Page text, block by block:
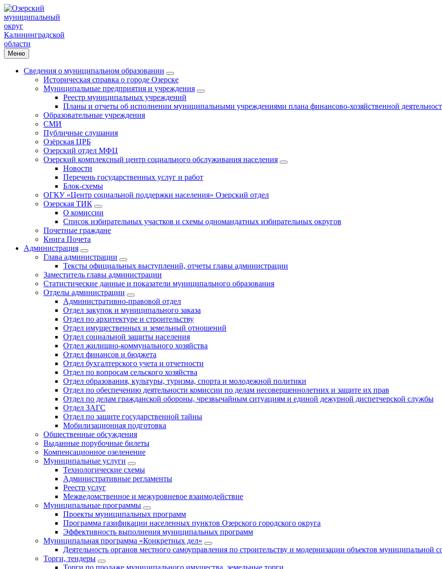
Меню
Сведения о муниципальном образовании
Историческая справка о городе Озерске
Муниципальные предприятия и учреждения
Реестр муниципальных учреждений
Планы и отчеты об исполнении муниципальными учреждениями плана финансово-хозяйственной
Образовательные учреждения
СМИ
Публичные слушания
Озёрская ЦРБ
Озерский отдел МФЦ
Озерский комплексный центр социального обслуживания населения
Новости
Перечень государственных услуг и работ
Блок-схемы
ОГКУ «Центр социальной поддержки населения» Озерский отдел
Озерская ТИК
О комиссии
Список избирательных участков и схемы одномандатных избирательных округов
Почетные граждане
Книга Почета
Администрация
Глава администрации
Тексты официальных выступлений, отчеты главы администрации
Заместитель главы администрации
Статистические данные и показатели муниципального образования
Отделы администрации
Административно-правовой отдел
Отдел закупок и муниципального заказа
Отдел по архитектуре и строительству
Отдел имущественных и земельный отношений
Отдел социальной защиты населения
Отдел жилищно-коммунального хозяйства
Отдел финансов и бюджета
Отдел бухгалтерского учета и отчетности
Отдел по вопросам сельского хозяйства
Отдел образования, культуры, туризма, спорта и молодежной политики
Отдел по обеспечению деятельности комиссии по делам несовершеннолетних и защите их прав
Отдел по делам гражданской обороны, чрезвычайным ситуациям и единой дежурной диспетчерской службы
Отдел ЗАГС
Отдел по защите государственной тайны
Мобилизационная подготовка
Общественные обсуждения
Выданные порубочные билеты
Компенсационное озеленение
Муниципальные услуги
Технологические схемы
Административные регламенты
Реестр услуг
Межведомственное и межуровневое взаимодействие
Муниципальные программы
Проекты муниципальных программ
Программа газификации населенных пунктов Озерского городского округа
Эффективность выполнения муниципальных программ
Муниципальная программа «Конкретных дел»
Деятельность органов местного самоуправления по строительству и модернизации объектов муниципальной
Торги, тендеры
Торги по продаже муниципального имущества, земельные торги